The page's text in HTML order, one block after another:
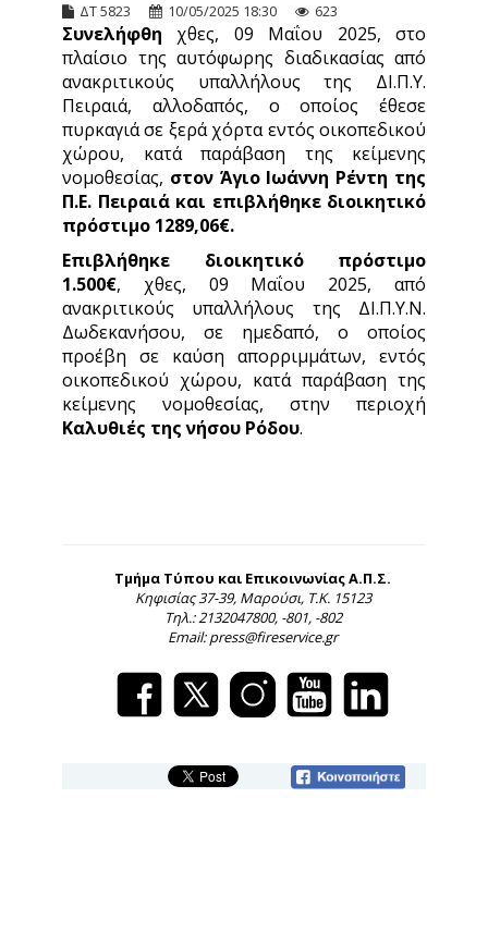
ΔΤ 5823 10/05/2025 18:30 623
Συνελήφθη χθες, 09 Μαΐου 2025, στο
πλαίσιο της αυτόφωρης διαδικασίας από
ανακριτικούς υπαλλήλους της ΔΙ.Π.Υ.
Πειραιά, αλλοδαπός, ο οποίος έθεσε
πυρκαγιά σε ξερά χόρτα εντός οικοπεδικού
χώρου, κατά παράβαση της κείμενης
νομοθεσίας, στον Άγιο Ιωάννη Ρέντη της
Π.Ε. Πειραιά και επιβλήθηκε διοικητικό
πρόστιμο 1289,06€.
Επιβλήθηκε διοικητικό πρόστιμο
1.500€, χθες, 09 Μαΐου 2025, από
ανακριτικούς υπαλλήλους της ΔΙ.Π.Υ.Ν.
Δωδεκανήσου, σε ημεδαπό, ο οποίος
προέβη σε καύση απορριμμάτων, εντός
οικοπεδικού χώρου, κατά παράβαση της
κείμενης νομοθεσίας, στην περιοχή
Καλυθιές της νήσου Ρόδου.
Τμήμα Τύπου και Επικοινωνίας Α.Π.Σ.
Κηφισίας 37-39, Μαρούσι, Τ.Κ. 15123
Τηλ.: 2132047800, -801, -802
Email: press@fireservice.gr